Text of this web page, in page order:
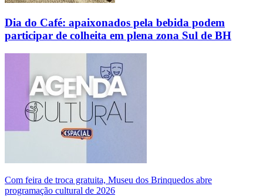
Dia do Café: apaixonados pela bebida podem
participar de colheita em plena zona Sul de BH
Com feira de troca gratuita, Museu dos Brinquedos abre
programação cultural de 2026